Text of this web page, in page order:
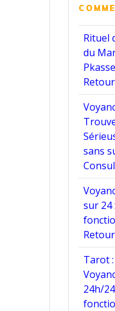
Rituel
du
Retour
sans
sur 24
Retour
Tarot
24h/